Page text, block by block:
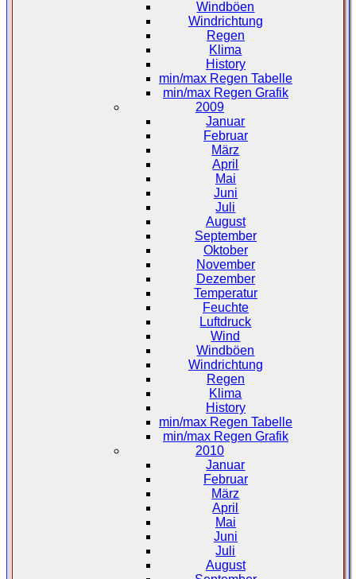
Windböen
Windrichtung
Regen
Klima
History
min/max Regen Tabelle
min/max Regen Grafik
2009
Januar
Februar
März
April
Mai
Juni
Juli
August
September
Oktober
November
Dezember
Temperatur
Feuchte
Luftdruck
Wind
Windböen
Windrichtung
Regen
Klima
History
min/max Regen Tabelle
min/max Regen Grafik
2010
Januar
Februar
März
April
Mai
Juni
Juli
August